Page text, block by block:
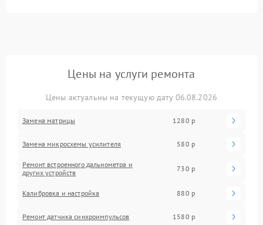
Цены на услуги ремонта
Цены актуальны на текущую дату 06.08.2026
Замена матрицы 1280 р
Замена микросхемы усилителя 580 р
Ремонт встроенного дальнометра и
других устройств
730 р
Калибровка и настройка 880 р
Ремонт датчика синхроимпульсов 1580 р